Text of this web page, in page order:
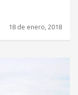
18 de enero, 2018